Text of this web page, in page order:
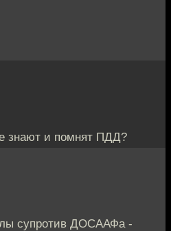
знают и помнят ПДД?
супротив ДОСААФа -